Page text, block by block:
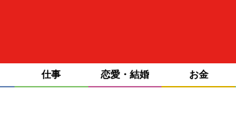
仕事 恋愛・結婚 お金